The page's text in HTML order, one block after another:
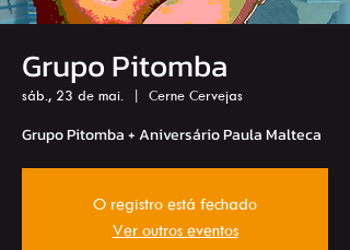
Grupo Pitomba
sáb., 23 de mai.
  |
Cerne Cervejas
Grupo Pitomba + Aniversário Paula Malteca
O registro está fechado
Ver outros eventos